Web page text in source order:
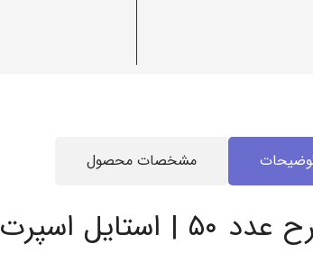
مشخصات محصول
طرح عدد ۵۰ |